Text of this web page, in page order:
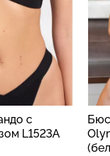
с
L1523A
легкой
Giulia
258 грн.369